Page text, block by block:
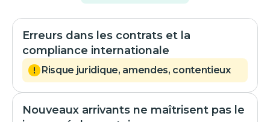
Erreurs dans les contrats et la
compliance internationale
Risque juridique, amendes, contentieux
Nouveaux arrivants ne maîtrisent pas le